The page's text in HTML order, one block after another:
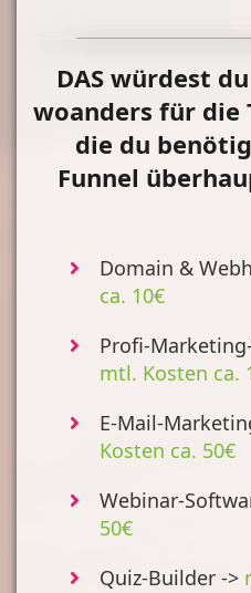
DAS würdest
woanders für die
die du
Funnel
Domain &
ca. 10€
Profi-
mtl. Kosten ca.
E-Mail-
Kosten ca. 50€
Webinar-
50€
Quiz-Builder ->